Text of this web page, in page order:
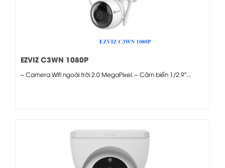
EZVIZ C3WN 1080P
– Camera Wifi ngoài trời 2.0 MegaPixel. – Cảm biến 1/2.9″...